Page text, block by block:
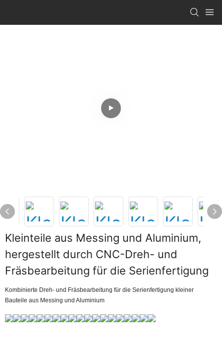
Kleinteile aus Messing und Aluminium,
hergestellt durch CNC-Dreh- und
Fräsbearbeitung für die Serienfertigung
Kombinierte Dreh- und Fräsbearbeitung für die Serienfertigung kleiner
Bauteile aus Messing und Aluminium